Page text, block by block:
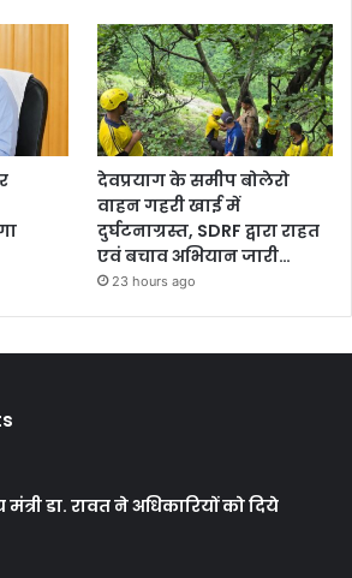
देवप्रयाग के समीप बोलेरो
वाहन गहरी खाई में
दुर्घटनाग्रस्त, SDRF द्वारा राहत
एवं बचाव अभियान जारी…
23 hours ago
डा. रावत ने अधिकारियों को दिये